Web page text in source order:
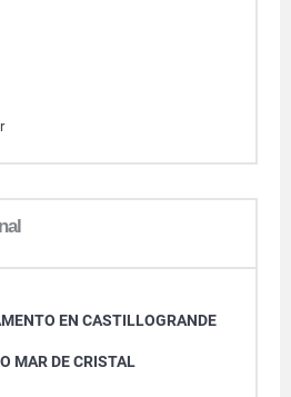
EN CASTILLOGRANDE
MAR DE CRISTAL